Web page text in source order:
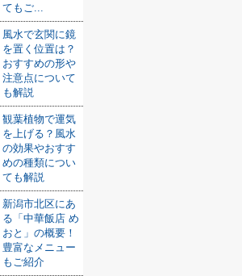
てもご...
風水で玄関に鏡
を置く位置は？
おすすめの形や
注意点について
も解説
観葉植物で運気
を上げる？風水
の効果やおすす
めの種類につい
ても解説
新潟市北区にあ
る「中華飯店 め
おと」の概要！
豊富なメニュー
もご紹介